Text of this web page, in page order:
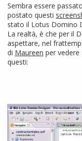
Sembra essere
postato questi
stato il Lotus Domino
La realtà, è che per il
aspettare, nel
di Maureen per
questi: